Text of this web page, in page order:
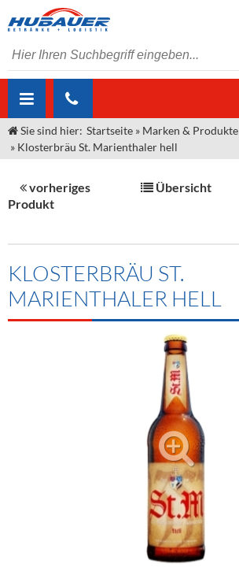
ÜBER UNS
Unser Liefergebiet
Kontakt
Angebote Gastronomie & Großhandel
"DroughtMaster"
Neuigkeiten
Termine
MARKEN & PRODUKTE
Sirup
Spirituosen
Hygieneartikel & Desinfektion
Kommisionskauf & Lieferbedingungen
Fremddienstleistungen
Sie sind hier: Startseite » Marken & Produkte
» Klosterbräu St. Marienthaler hell
vorheriges
Produkt
Übersicht
KLOSTERBRÄU ST.
MARIENTHALER HELL